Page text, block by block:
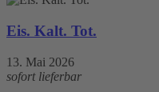
Eis. Kalt. Tot.
13. Mai 2026
sofort lieferbar